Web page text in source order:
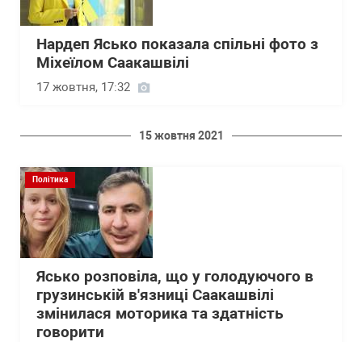
Нардеп Ясько показала спільні фото з
Міхеїлом Саакашвілі
17 жовтня, 17:32
15 жовтня 2021
Політика
Ясько розповіла, що у голодуючого в
грузинській в'язниці Саакашвілі
змінилася моторика та здатність
говорити